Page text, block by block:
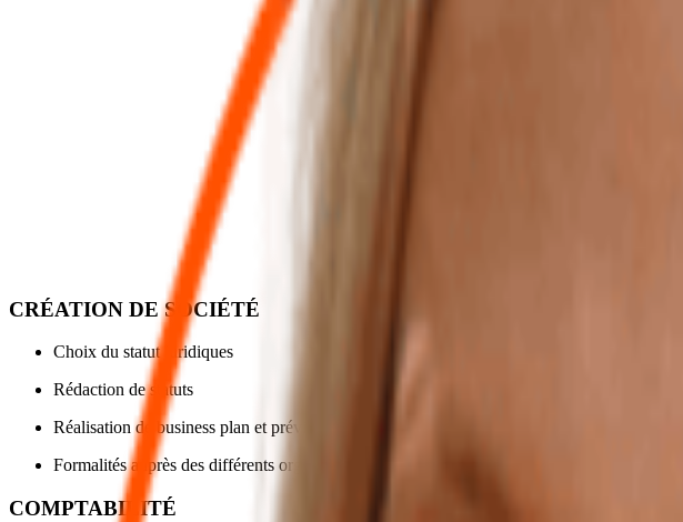
Mise à disposition d’une application permettant de travailler en 100% dématérialisé ; un vrai
Notre cabinet est entouré de partenaires de confiance.
CRÉATION DE SOCIÉTÉ
Choix du statut juridiques
Rédaction de statuts
Réalisation de business plan et prévisionnel
Formalités auprès des différents organismes
COMPTABILITÉ